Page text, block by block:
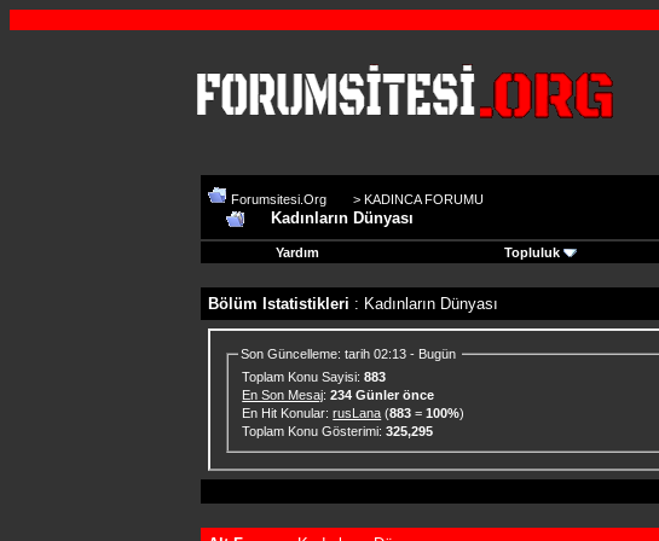
Forumsitesi.Org > KADINCA FORUMU
Kadınların Dünyası
Yardım Topluluk
Bölüm Istatistikleri : Kadınların Dünyası
Son Güncelleme: tarih 02:13 - Bugün
Toplam Konu Sayisi:883
En Son Mesaj:234 Günler önce
En Hit Konular:rusLana (883 =100%)
Toplam Konu Gösterimi:325,295